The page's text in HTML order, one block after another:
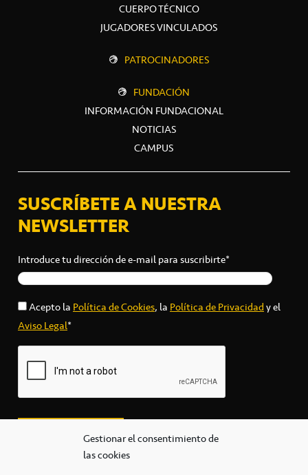
Gestionar el consentimiento de
las cookies
CUERPO TÉCNICO
JUGADORES VINCULADOS
PATROCINADORES
FUNDACIÓN
INFORMACIÓN FUNDACIONAL
NOTICIAS
CAMPUS
SUSCRÍBETE A NUESTRA
NEWSLETTER
Introduce tu dirección de e-mail para suscribirte*
Acepto laPolítica de Cookies, laPolítica de Privacidady el
Aviso Legal*